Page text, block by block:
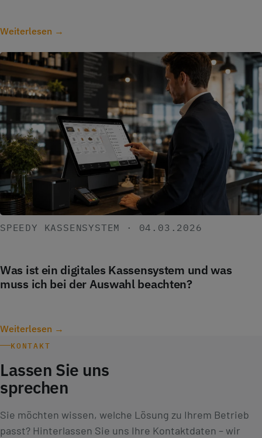
Weiterlesen →
SPEEDY KASSENSYSTEM · 04.03.2026
Was ist ein digitales Kassensystem und was
muss ich bei der Auswahl beachten?
Weiterlesen →
KONTAKT
Lassen Sie uns
sprechen
Sie möchten wissen, welche Lösung zu Ihrem Betrieb
passt? Hinterlassen Sie uns Ihre Kontaktdaten – wir